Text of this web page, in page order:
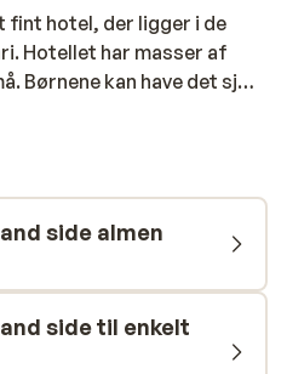
fint hotel, der ligger i de
Hotellet har masser af
kan have det sjovt
og med
og hotellet har en
aftenen kan du nyde et
en lækker drink. Personalet
fantastisk ferie.
side almen
side til enkelt